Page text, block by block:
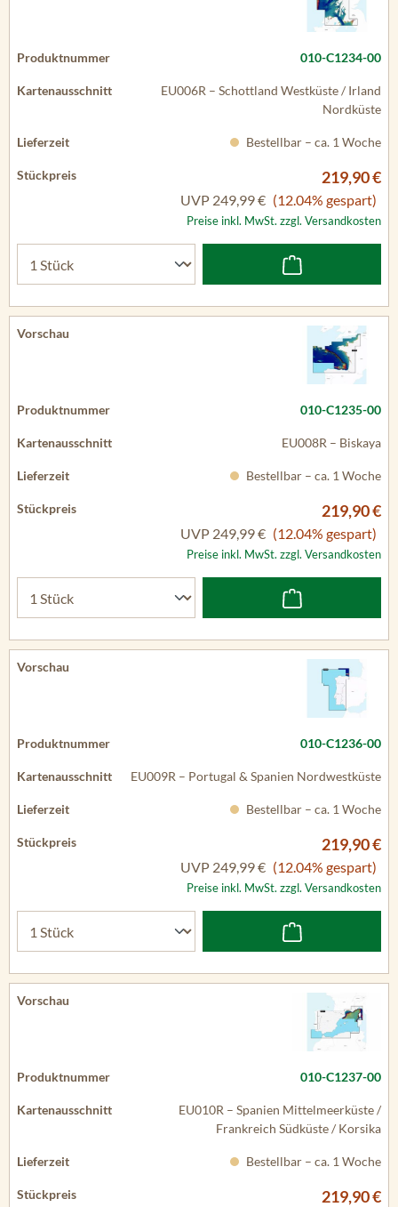
010-C1234-00
EU006R – Schottland Westküste / Irland
Nordküste
Bestellbar – ca. 1 Woche
219,90 €
UVP 249,99 € (12.04% gespart)
Preise inkl. MwSt. zzgl. Versandkosten
010-C1235-00
EU008R – Biskaya
Bestellbar – ca. 1 Woche
219,90 €
UVP 249,99 € (12.04% gespart)
Preise inkl. MwSt. zzgl. Versandkosten
010-C1236-00
EU009R – Portugal & Spanien Nordwestküste
Bestellbar – ca. 1 Woche
219,90 €
UVP 249,99 € (12.04% gespart)
Preise inkl. MwSt. zzgl. Versandkosten
010-C1237-00
EU010R – Spanien Mittelmeerküste /
Frankreich Südküste / Korsika
Bestellbar – ca. 1 Woche
219,90 €